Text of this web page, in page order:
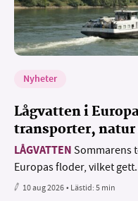
Nyheter
Lågvatten i
transporter,
LÅGVATTEN Sommarens
Europas floder, vilket
10 aug 2026• Lästid:5 min